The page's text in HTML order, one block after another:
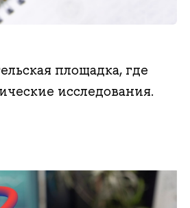
площадка, где
исследования.